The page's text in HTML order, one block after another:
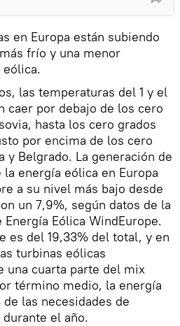
en Europa están subiendo
frío y una menor
las temperaturas del 1 y el
caer por debajo de los cero
hasta los cero grados
por encima de los cero
y Belgrado. La generación de
energía eólica en Europa
a su nivel más bajo desde
un 7,9%, según datos de la
Eólica WindEurope.
es del 19,33% del total, y en
turbinas eólicas
una cuarta parte del mix
término medio, la energía
las necesidades de
el año.